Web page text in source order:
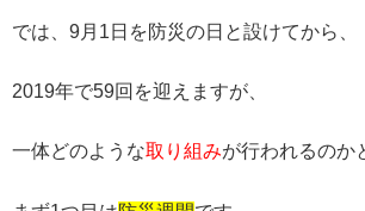
では、9月1日を防災の日と設けてから、
2019年で59回を迎えますが、
一体どのような取り組みが行われるのか